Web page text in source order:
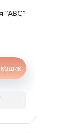
"ABC"